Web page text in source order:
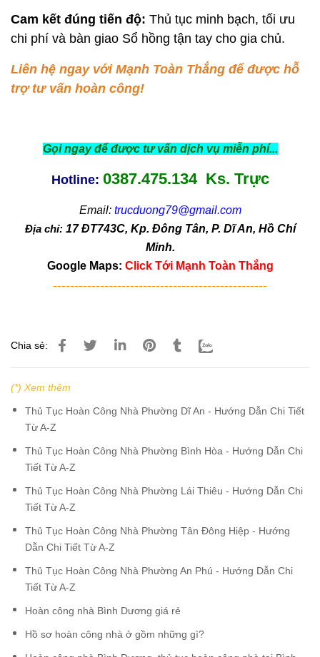
Cam kết đúng tiến độ: Thủ tục minh bạch, tối ưu
chi phí và bàn giao Sổ hồng tận tay cho gia chủ.
Liên hệ ngay với Mạnh Toàn Thắng để được hỗ
trợ tư vấn hoàn công!
Gọi ngay để được tư vấn dịch vụ miễn phí...
Hotline: 0387.475.134 Ks. Trực
Email: trucduong79@gmail.com
Địa chỉ: 17 ĐT743C, Kp. Đông Tân, P. Dĩ An, Hồ Chí
Minh.
Google Maps: Click Tới Mạnh Toàn Thắng
--------------------------------------------------
Chia sẻ:
(*) Xem thêm
Thủ Tục Hoàn Công Nhà Phường Dĩ An - Hướng Dẫn Chi Tiết
Từ A-Z
Thủ Tục Hoàn Công Nhà Phường Bình Hòa - Hướng Dẫn Chi
Tiết Từ A-Z
Thủ Tục Hoàn Công Nhà Phường Lái Thiêu - Hướng Dẫn Chi
Tiết Từ A-Z
Thủ Tục Hoàn Công Nhà Phường Tân Đông Hiệp - Hướng
Dẫn Chi Tiết Từ A-Z
Thủ Tục Hoàn Công Nhà Phường An Phú - Hướng Dẫn Chi
Tiết Từ A-Z
Hoàn công nhà Bình Dương giá rẻ
Hồ sơ hoàn công nhà ở gồm những gì?